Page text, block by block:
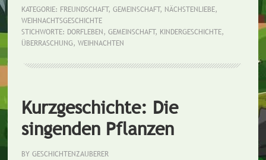
frohe
Weihnachtsüberraschung
KATEGORIE: FREUNDSCHAFT, GEMEINSCHAFT, NÄCHSTENLIEBE,
WEIHNACHTSGESCHICHTE
STICHWORTE: DORFLEBEN, GEMEINSCHAFT, KINDERGESCHICHTE,
ÜBERRASCHUNG, WEIHNACHTEN
Kurzgeschichte: Die
singenden Pflanzen
BY GESCHICHTENZAUBERER